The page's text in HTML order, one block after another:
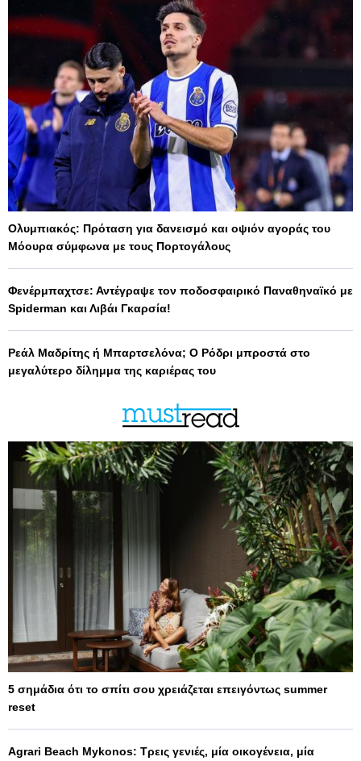
Ολυμπιακός: Πρόταση για δανεισμό και οψιόν αγοράς του
Μόουρα σύμφωνα με τους Πορτογάλους
Φενέρμπαχτσε: Αντέγραψε τον ποδοσφαιρικό Παναθηναϊκό με
Spiderman και Λιβάι Γκαρσία!
Ρεάλ Μαδρίτης ή Μπαρτσελόνα; Ο Ρόδρι μπροστά στο
μεγαλύτερο δίλημμα της καριέρας του
5 σημάδια ότι το σπίτι σου χρειάζεται επειγόντως summer
reset
Agrari Beach Mykonos: Τρεις γενιές, μία οικογένεια, μία